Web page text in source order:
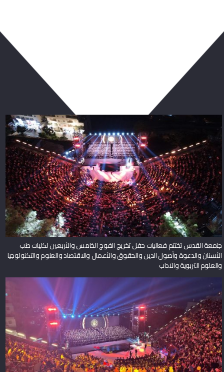
جامعة القدس تختتم فعاليات حفل تخريج الفوج الخامس والأربعين لكليات طب
الأسنان والدعوة وأصول الدين والحقوق والأعمال والاقتصاد والعلوم والتكنولوجيا
والعلوم التربوية والآداب